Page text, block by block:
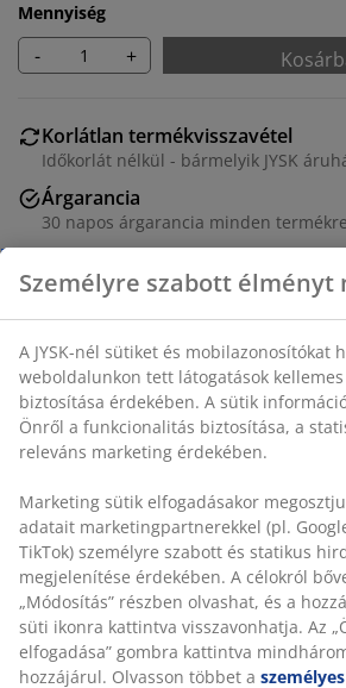
Mennyiség
- +
Korlátlan termékvisszavétel
Időkorlát nélkül - bármelyik JYSK
Árgarancia
30 napos árgarancia minden termékre
Gyors és egyszerű házhozszállítás,
SKU: 6898629
Részletes Adatok
Értékelések
(0)
Személyre szabott élményt
A JYSK-nél sütiket és mobilazonosítókat
weboldalunkon tett látogatások kellemes
biztosítása érdekében. A sütik
a funkcionalitás biztosítása, a statisztikák
marketing érdekében.
Marketing sütik elfogadásakor